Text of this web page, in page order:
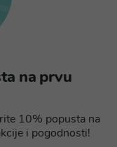
na prvu
10% popusta na
i pogodnosti!